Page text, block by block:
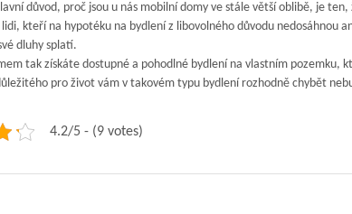
důvod, proč jsou u nás mobilní domy ve stále větší oblibě, je
kteří na hypotéku na bydlení z libovolného důvodu nedosáhnou
dluhy splatí.
tak získáte dostupné a pohodlné bydlení na vlastním pozemku,
pro život vám v takovém typu bydlení rozhodně chybět
4.2/5 - (9 votes)